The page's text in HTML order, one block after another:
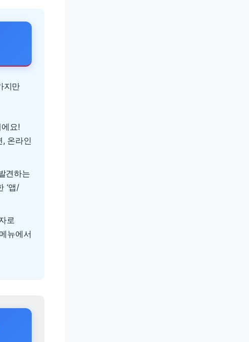
지만
요!
, 온라인
견하는
‘앱/
로
뉴에서